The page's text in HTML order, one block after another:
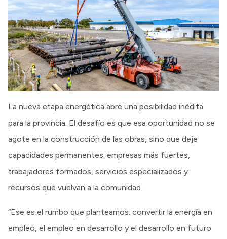
La nueva etapa energética abre una posibilidad inédita
para la provincia. El desafío es que esa oportunidad no se
agote en la construcción de las obras, sino que deje
capacidades permanentes: empresas más fuertes,
trabajadores formados, servicios especializados y
recursos que vuelvan a la comunidad.
“Ese es el rumbo que planteamos: convertir la energía en
empleo, el empleo en desarrollo y el desarrollo en futuro